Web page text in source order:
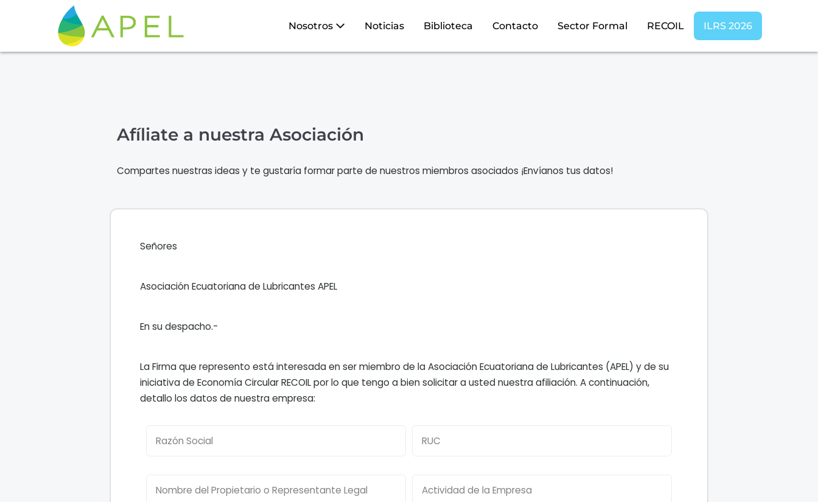
Nosotros Noticias Biblioteca Contacto Sector Formal RECOIL ILRS 2026
Afíliate a nuestra Asociación
Compartes nuestras ideas y te gustaría formar parte de nuestros miembros asociados ¡Envíanos tus datos!
Señores
Asociación Ecuatoriana de Lubricantes APEL
En su despacho.-
La Firma que represento está interesada en ser miembro de la Asociación Ecuatoriana de Lubricantes (APEL) y de su
iniciativa de Economía Circular RECOIL por lo que tengo a bien solicitar a usted nuestra afiliación. A continuación,
detallo los datos de nuestra empresa: